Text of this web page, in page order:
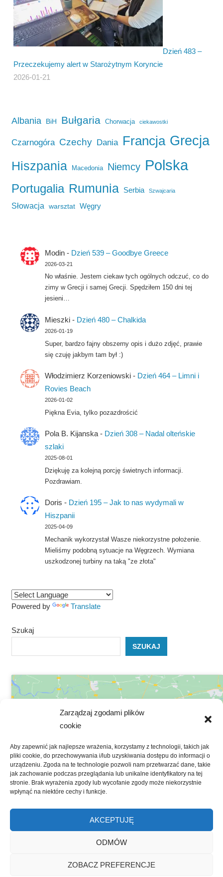
Zarządzaj zgodami plików
cookie
Aby zapewnić jak najlepsze wrażenia, korzystamy z technologii, takich jak
pliki cookie, do przechowywania i/lub uzyskiwania dostępu do informacji o
urządzeniu. Zgoda na te technologie pozwoli nam przetwarzać dane, takie
jak zachowanie podczas przeglądania lub unikalne identyfikatory na tej
stronie. Brak wyrażenia zgody lub wycofanie zgody może niekorzystnie
wpłynąć na niektóre cechy i funkcje.
AKCEPTUJĘ
ODMÓW
ZOBACZ PREFERENCJE
Dzień 483 –
Przeczekujemy alert w Starożytnym Koryncie
2026-01-21
Albania BiH Bułgaria Chorwacja ciekawostki
Czarnogóra Czechy Dania Francja Grecja
Hiszpania Macedonia Niemcy Polska
Portugalia Rumunia Serbia Szwajcaria
Słowacja warsztat Węgry
Modin - Dzień 539 – Goodbye Greece
2026-03-21
No właśnie. Jestem ciekaw tych ogólnych odczuć, co do
zimy w Grecji i samej Grecji. Spędziłem 150 dni tej
jesieni…
Mieszki - Dzień 480 – Chalkida
2026-01-19
Super, bardzo fajny obszerny opis i dużo zdjęć, prawie
się czuję jakbym tam był :)
Włodzimierz Korzeniowski - Dzień 464 – Limni i
Rovies Beach
2026-01-02
Piękna Evia, tylko pozazdrościć
Pola B. Kijanska - Dzień 308 – Nadal olteńskie
szlaki
2025-08-01
Dziękuję za kolejną porcję świetnych informacji.
Pozdrawiam.
Doris - Dzień 195 – Jak to nas wydymali w
Hiszpanii
2025-04-09
Mechanik wykorzystał Wasze niekorzystne położenie.
Mieliśmy podobną sytuacje na Węgrzech. Wymiana
uszkodzonej turbiny na taką "ze złota"
Powered by Translate
Szukaj
SZUKAJ
Kliknij, żeby zaakceptować marketing
pliki cookies i włączyć tę treść
WordPress Theme: Gambit by ThemeZee.